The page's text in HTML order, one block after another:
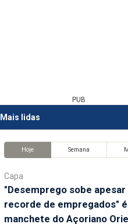
PUB
Mais lidas
Hoje Semana
Capa
"Desemprego sobe apesar
recorde de empregados"
manchete do Açoriano